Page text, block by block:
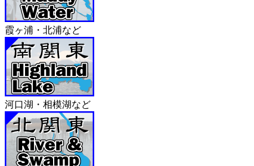
霞ヶ浦・北浦など
河口湖・相模湖など